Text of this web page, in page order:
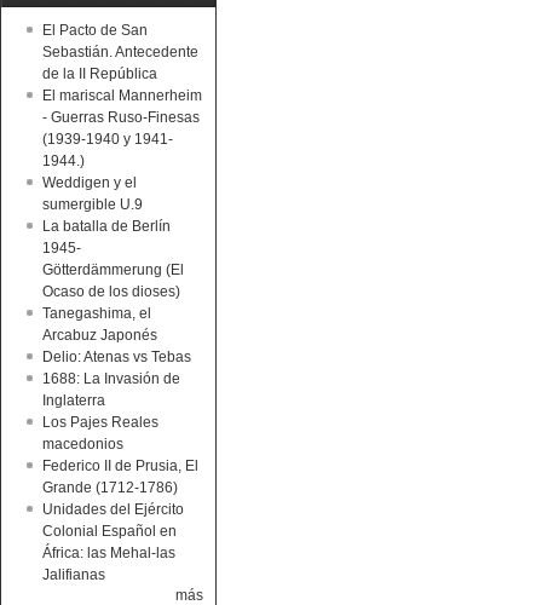
El Pacto de San
Sebastián. Antecedente
de la II República
El mariscal Mannerheim
- Guerras Ruso-Finesas
(1939-1940 y 1941-
1944.)
Weddigen y el
sumergible U.9
La batalla de Berlín
1945-
Götterdämmerung (El
Ocaso de los dioses)
Tanegashima, el
Arcabuz Japonés
Delio: Atenas vs Tebas
1688: La Invasión de
Inglaterra
Los Pajes Reales
macedonios
Federico II de Prusia, El
Grande (1712-1786)
Unidades del Ejército
Colonial Español en
África: las Mehal-las
Jalifianas
más